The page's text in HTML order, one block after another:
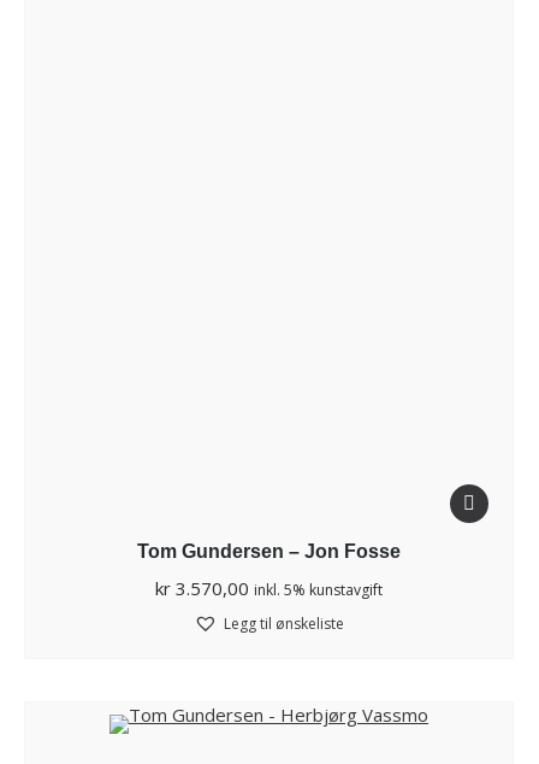
Tom Gundersen – Jon Fosse
kr 3.570,00 inkl. 5% kunstavgift
Legg til ønskeliste